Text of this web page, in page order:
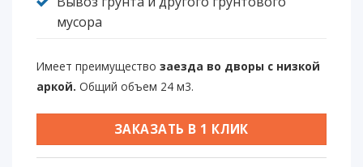
мусора
Имеет преимущество заезда во дворы с низкой
аркой. Общий объем 24 м3.
ЗАКАЗАТЬ В 1 КЛИК